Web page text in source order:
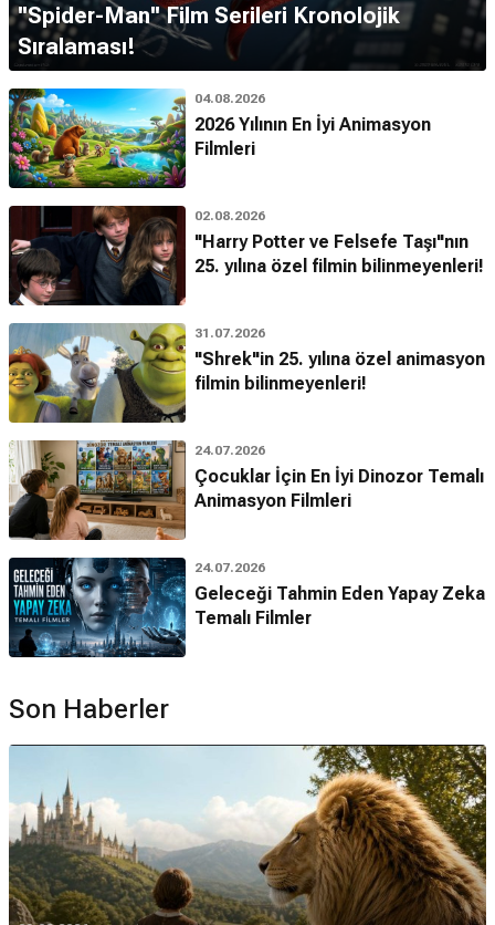
''Spider-Man'' Film Serileri Kronolojik
Sıralaması!
04.08.2026
2026 Yılının En İyi Animasyon
Filmleri
02.08.2026
"Harry Potter ve Felsefe Taşı"nın
25. yılına özel filmin bilinmeyenleri!
31.07.2026
"Shrek"in 25. yılına özel animasyon
filmin bilinmeyenleri!
24.07.2026
Çocuklar İçin En İyi Dinozor Temalı
Animasyon Filmleri
24.07.2026
Geleceği Tahmin Eden Yapay Zeka
Temalı Filmler
Son Haberler